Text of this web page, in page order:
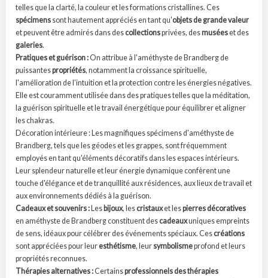
telles que la clarté, la couleur et les formations cristallines. Ces
spécimens sont hautement appréciés en tant qu'objets de grande valeur
et peuvent être admirés dans des collectionsprivées, desmusées et des
galeries.
Pratiques et guérison :On attribue à l'améthyste de Brandberg de
puissantespropriétés, notamment la croissance spirituelle,
l'amélioration de l'intuition et la protection contre les énergies négatives.
Elle est couramment utilisée dans des pratiques telles que la méditation,
la guérison spirituelle et le travail énergétique pour équilibrer et aligner
les chakras.
Décoration intérieure : Les magnifiques spécimens d'améthyste de
Brandberg, tels que les géodes et les grappes, sont fréquemment
employés en tant qu'éléments décoratifs dans les espaces intérieurs.
Leur splendeur naturelle et leur énergie dynamique confèrent une
touche d'élégance et de tranquillité aux résidences, aux lieux de travail et
aux environnements dédiés à la guérison.
Cadeaux et souvenirs : Les bijoux, les cristauxet lespierres décoratives
en améthyste de Brandberg constituent des cadeauxuniques empreints
de sens, idéaux pour célébrer des événements spéciaux. Ces créations
sont appréciées pour leur esthétisme, leur symbolismeprofond et leurs
propriétés reconnues.
Thérapies alternatives :Certainsprofessionnels des thérapies